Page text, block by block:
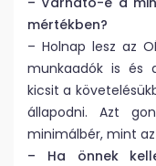
mértékben?
– Holnap lesz az
munkaadók is és
kicsit a
állapodni. Azt
minimálbér, mint
– Ha önnek